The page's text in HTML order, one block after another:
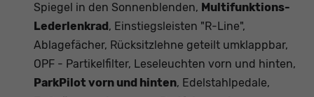
Spiegel in den Sonnenblenden, Multifunktions-
Lederlenkrad , Einstiegsleisten "R-Line",
Ablagefächer, Rücksitzlehne geteilt umklappbar,
OPF - Partikelfilter, Leseleuchten vorn und hinten,
ParkPilot vorn und hinten, Edelstahlpedale,